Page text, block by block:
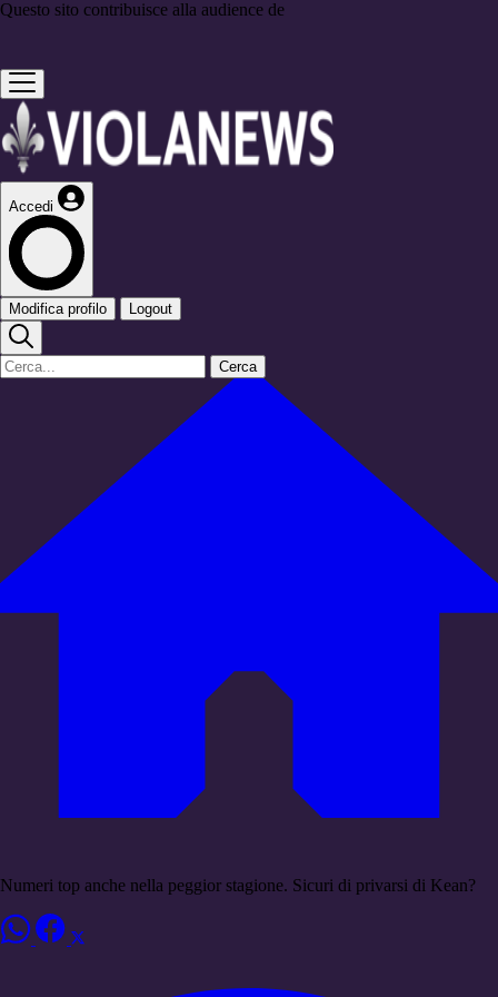
Questo sito contribuisce alla audience de
Accedi
Modifica profilo Logout
Cerca
Numeri top anche nella peggior stagione. Sicuri di privarsi di Kean?